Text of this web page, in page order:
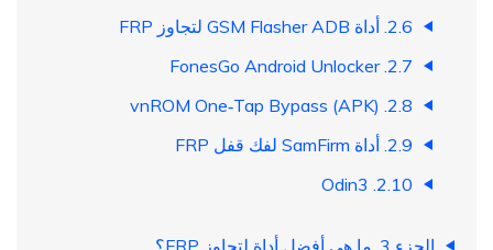
2.6. أداة GSM Flasher ADB لتجاوز FRP
2.7. FonesGo Android Unlocker
2.8. vnROM One‑Tap Bypass (APK)
2.9. أداة SamFirm لفك قفل FRP
2.10. Odin3